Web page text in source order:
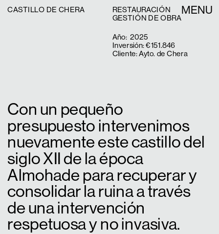
MENU
CASTILLO DE CHERA
RESTAURACIÓN
GESTIÓN DE OBRA
Año:  2025
Inversión: €151.846
Cliente: Ayto. de Chera
Con un pequeño
presupuesto intervenimos
nuevamente este castillo del
siglo XII de la época
Almohade para recuperar y
consolidar la ruina a través
de una intervención
respetuosa y no invasiva.